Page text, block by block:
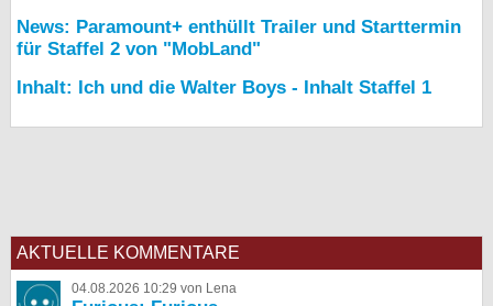
News: Paramount+ enthüllt Trailer und Starttermin
für Staffel 2 von "MobLand"
Inhalt: Ich und die Walter Boys - Inhalt Staffel 1
AKTUELLE KOMMENTARE
04.08.2026 10:29 von Lena